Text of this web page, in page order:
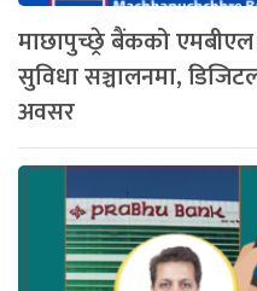
माछापुच्छ्रे बैंकको एमबीएल
सुविधा सञ्चालनमा,
अवसर